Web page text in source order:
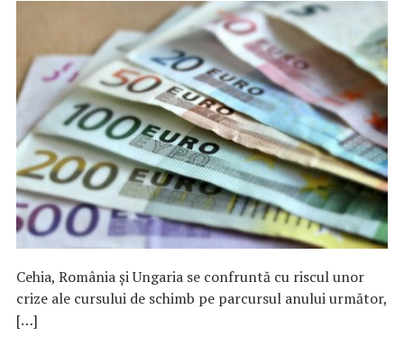
Cehia, România şi Ungaria se confruntă cu riscul unor
crize ale cursului de schimb pe parcursul anului următor,
[…]